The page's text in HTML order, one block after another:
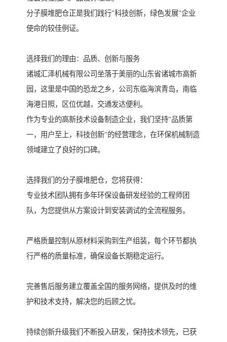
分子膜堆肥仓正是我们践行"科技创新，绿色发展"企业
使命的较佳例证。
选择我们的理由：品质、创新与服务
诸城汇泽机械有限公司坐落于美丽的山东省诸城市高新
园，这里是中国的恐龙之乡，公司东临海滨青岛，南临
海港日照，区位优越，交通发达便利。
作为专业的高新技术设备制造企业，我们坚持"品质第
一，用户至上，科技创新"的经营理念，在环保机械制造
领域建立了良好的口碑。
选择我们的分子膜堆肥仓，您将获得：
专业技术团队拥有多年环保设备研发经验的工程师团
队，为您提供从方案设计到安装调试的全流程服务。
严格质量控制从原材料采购到生产组装，每个环节都执
行严格的质量标准，确保设备长期稳定运行。
完善售后服务建立覆盖全国的服务网络，提供及时的维
护和技术支持，解决您的后顾之忧。
持续创新升级我们不断投入研发，保持技术领先，已获